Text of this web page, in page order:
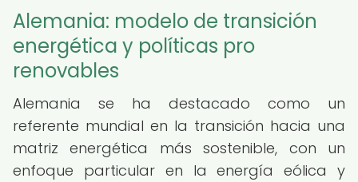
Alemania: modelo de transición
energética y políticas pro
renovables
Alemania se ha destacado como un
referente mundial en la transición hacia una
matriz energética más sostenible, con un
enfoque particular en la energía eólica y